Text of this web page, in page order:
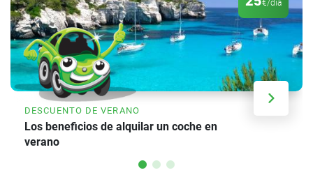
€/día
DESCUENTO DE VERANO
Los beneficios de alquilar un coche en
verano